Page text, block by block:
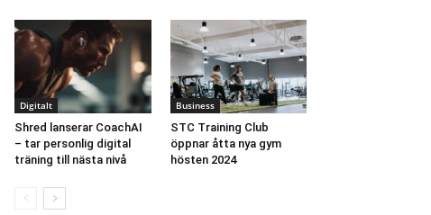
Digitalt
Shred lanserar CoachAI
– tar personlig digital
träning till nästa nivå
Business
STC Training Club
öppnar åtta nya gym
hösten 2024